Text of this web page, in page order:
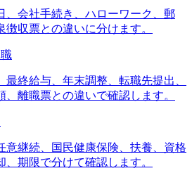
、会社手続き、ハローワーク、郵
収票との違いに分けます。
終給与、年末調整、転職先提出、
離職票との違いで確認します。
意継続、国民健康保険、扶養、資格
期限で分けて確認します。